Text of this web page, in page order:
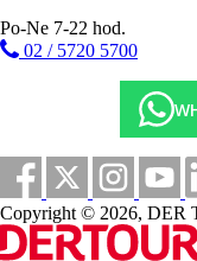
Po-Ne 7-22 hod.
02 / 5720 5700
Copyright © 2026, DER